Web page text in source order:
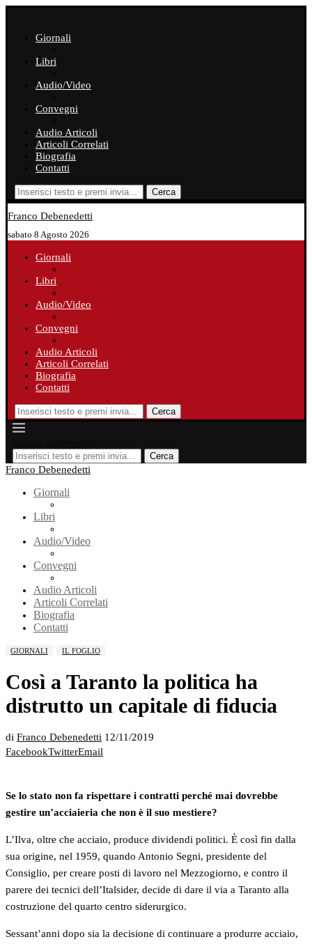
Giornali
Libri
Audio/Video
Convegni
Audio Articoli
Articoli Correlati
Biografia
Contatti
Cerca
Franco Debenedetti
sabato 8 Agosto 2026
Giornali
Libri
Audio/Video
Convegni
Audio Articoli
Articoli Correlati
Biografia
Contatti
Cerca
Cerca
Franco Debenedetti
Giornali
Libri
Audio/Video
Convegni
Audio Articoli
Articoli Correlati
Biografia
Contatti
GIORNALI IL FOGLIO
Così a Taranto la politica ha
distrutto un capitale di fiducia
di Franco Debenedetti 12/11/2019
FacebookTwitterEmail
Se lo stato non fa rispettare i contratti perché mai dovrebbe
gestire un’acciaieria che non è il suo mestiere?
L’Ilva, oltre che acciaio, produce dividendi politici. È così fin dalla
sua origine, nel 1959, quando Antonio Segni, presidente del
Consiglio, per creare posti di lavoro nel Mezzogiorno, e contro il
parere dei tecnici dell’Italsider, decide di dare il via a Taranto alla
costruzione del quarto centro siderurgico.
Sessant’anni dopo sia la decisione di continuare a produrre acciaio,